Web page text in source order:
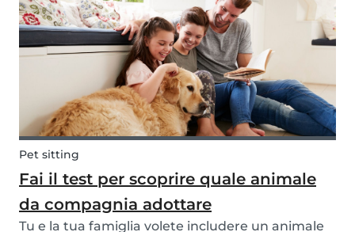
una fata, una ghirlanda da appendere al muro,...
Pet sitting
Fai il test per scoprire quale animale
da compagnia adottare
Tu e la tua famiglia volete includere un animale